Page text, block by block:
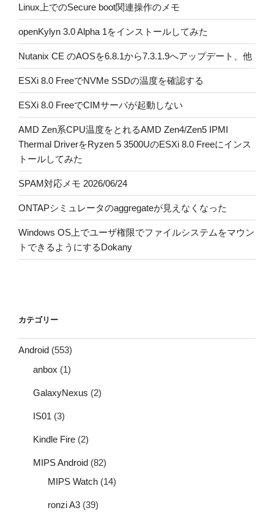
Linux上でのSecure boot関連操作のメモ
openKylyn 3.0 Alpha 1をインストールしてみた
Nutanix CE のAOSを6.8.1から7.3.1.9へアップデート、他
ESXi 8.0 FreeでNVMe SSDの温度を確認する
ESXi 8.0 FreeでCIMサーバが起動しない
AMD Zen系CPU温度をとれるAMD Zen4/Zen5 IPMI
Thermal DriverをRyzen 5 3500UのESXi 8.0 Freeにインス
トールしてみた
SPAM対応メモ 2026/06/24
ONTAPシミュレータのaggregateが見えなくなった
Windows OS上でユーザ権限でファイルシステムをマウン
トできるようにするDokany
カテゴリー
Android (553)
anbox (1)
GalaxyNexus (2)
IS01 (3)
Kindle Fire (2)
MIPS Android (82)
MIPS Watch (14)
ronzi A3 (39)